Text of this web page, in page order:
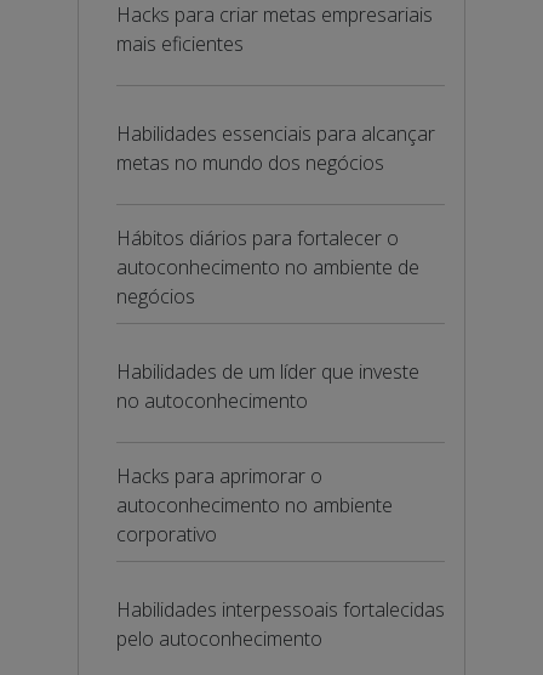
Hacks para criar metas empresariais
mais eficientes
Habilidades essenciais para alcançar
metas no mundo dos negócios
Hábitos diários para fortalecer o
autoconhecimento no ambiente de
negócios
Habilidades de um líder que investe
no autoconhecimento
Hacks para aprimorar o
autoconhecimento no ambiente
corporativo
Habilidades interpessoais fortalecidas
pelo autoconhecimento